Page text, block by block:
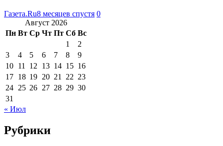
Газета.Ru8 месяцев спустя 0
Август 2026
Пн Вт Ср Чт Пт Сб Вс
1
2
3
4 5 6 7 8
9
10 11 12 13 14 15 16
17 18 19 20 21 22 23
24 25 26 27 28 29 30
31
« Июл
Рубрики